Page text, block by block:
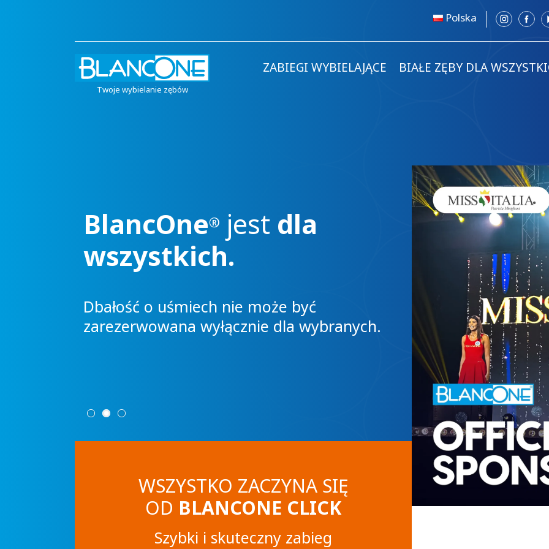
Polska
Twoje wybielanie zębów
ZABIEGI WYBIELAJĄCE BIAŁE ZĘBY DLA
BlancOne® jest dla
wszystkich.
Dbałość o uśmiech nie może być
zarezerwowana wyłącznie dla wybranych.
BlancOne®
Każdy znajdzie
WSZYSTKO ZACZYNA SIĘ
OD BLANCONE CLICK
Szybki i skuteczny zabieg